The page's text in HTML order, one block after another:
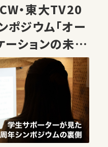
・東大TV20
ポジウム「オー
ーションの未
紹介！